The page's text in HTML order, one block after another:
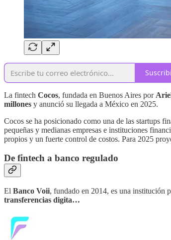
La fintech Cocos, fundada en Buenos Aires por
millones y anunció su llegada a México en 2025.
Cocos se ha posicionado como una de las startups
pequeñas y medianas empresas e instituciones
propios y un fuerte control de costos. Para 2025
De fintech a banco regulado
El Banco Voii, fundado en 2014, es una institución
transferencias digita…